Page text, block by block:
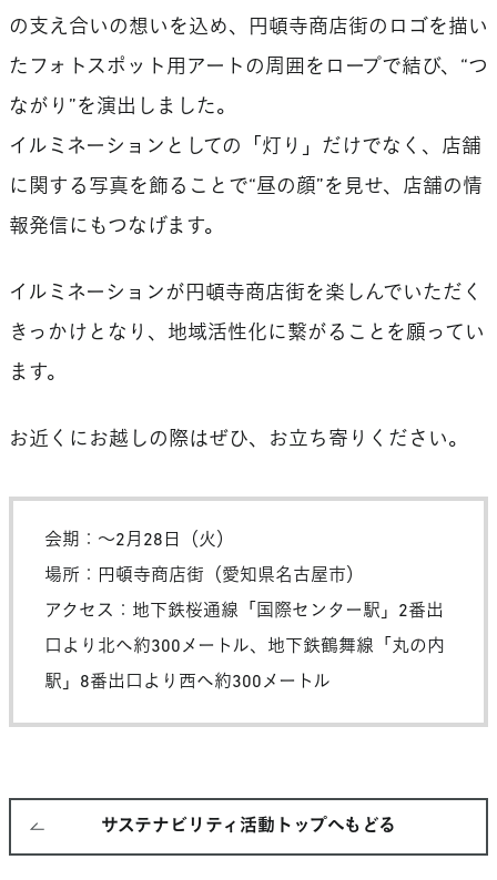
の支え合いの想いを込め、円頓寺商店街のロゴを描い
たフォトスポット用アートの周囲をロープで結び、“つ
ながり”を演出しました。
イルミネーションとしての「灯り」だけでなく、店舗
に関する写真を飾ることで“昼の顔”を見せ、店舗の情
報発信にもつなげます。
イルミネーションが円頓寺商店街を楽しんでいただく
きっかけとなり、地域活性化に繋がることを願ってい
ます。
お近くにお越しの際はぜひ、お立ち寄りください。
会期：～2月28日（火）
場所：円頓寺商店街（愛知県名古屋市）
アクセス：地下鉄桜通線「国際センター駅」2番出
口より北へ約300メートル、地下鉄鶴舞線「丸の内
駅」8番出口より西へ約300メートル
サステナビリティ活動トップへもどる